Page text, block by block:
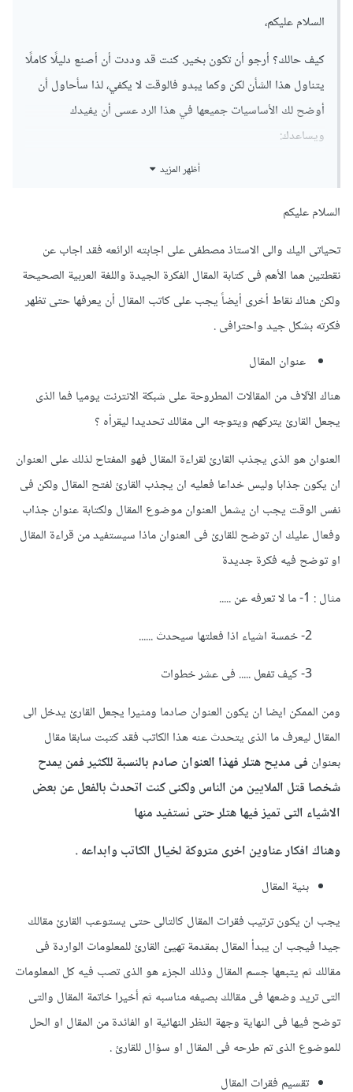
السلام عليكم،
كيف حالك؟ أرجو أن تكون بخير. كنت قد وددت أن أصنع دليلًا كاملًا
يتناول هذا الشأن لكن وكما يبدو فالوقت لا يكفي، لذا سأحاول أن
أوضح لك الأساسيات جميعها في هذا الرد عسى أن يفيدك
ويساعدك:
يهمنا من فروع اللغة هنا النحو والبلاغة، لكن صدقني أنت
فقط تحتاج الأساسيات السطحية حتى تكون كتاباتك مقبولة،
غالبًا لا أحد يركز على النحو، المهم أن يفهم القارئ. أما عن
الكيفية في تحسين اللغة فيمكنك قراءة درس أو اثنين كل
اسبوع في النحو، وينصح بأن تقرأ كثيرًا.
الأمر ليس عبثي هنا، فنحن الكتّاب لا نستل أقلامنا لنكتب
مقالات كل ساعة دون سبب أو وجهة، بل عليك أن تمتلك
هدفًا تريد أن تصل إليه بمقالك هذا، عليك أن توصل رسالة أو
تشرح شيء أو توضح فكرة، لذا عليك أن تمتلك فكرة جيدة
نوعًا ما كثير، لذا يجب على مقالك أو نصَّك أن يكون على
أهبة الاستعداد للمنافسة.
هذين النقطتين الأساسيتين أو على الأقل هذا ما خطر في
بالي الآن، بالطبع عليك أن تكون على دراسية بأساسيات كتابة
المقال على الويب والتي تبدأ بمقدمة ثم صورة ثم عناصر
إنطلق ولا تضع شيء في بالك.
سيكون من دواع سروري أن أرد على أية استفسارات
أظهر المزيد
السلام عليكم
تحياتى اليك والى الاستاذ مصطفى على اجابته الرائعه فقد اجاب عن
نقطتين هما الأهم فى كتابة المقال الفكرة الجيدة واللغة العربية الصحيحة
ولكن هناك نقاط أخرى أيضاً يجب على كاتب المقال أن يعرفها حتى تظهر
فكرته بشكل جيد واحترافى .
عنوان المقال
هناك الآلاف من المقالات المطروحة على شبكة الانترنت يوميا فما الذى
يجعل القارئ يتركهم ويتوجه الى مقالك تحديدا ليقرأه ؟
العنوان هو الذى يجذب القارئ لقراءة المقال فهو المفتاح لذلك على العنوان
ان يكون جذابا وليس خداعا فعليه ان يجذب القارئ لفتح المقال ولكن فى
نفس الوقت يجب ان يشمل العنوان موضوع المقال ولكتابة عنوان جذاب
وفعال عليك ان توضح للقارئ فى العنوان ماذا سيستفيد من قراءة المقال
او توضح فيه فكرة جديدة
مثال : 1- ما لا تعرفه عن .....
ومن الممكن ايضا ان يكون العنوان صادما ومثيرا يجعل القارئ يدخل الى
المقال ليعرف ما الذى يتحدث عنه هذا الكاتب فقد كتبت سابقا مقال
بعنوان فى مديح هتلر فهذا العنوان صادم بالنسبة للكثير فمن يمدح
شخصا قتل الملايين من الناس ولكنى كنت اتحدث بالفعل عن بعض
الاشياء التى تميز فيها هتلر حتى نستفيد منها
وهناك افكار عناوين اخرى متروكة لخيال الكاتب وابداعه .
بنية المقال
يجب ان يكون ترتيب فقرات المقال كالتالى حتى يستوعب القارئ مقالك
جيدا فيجب ان يبدأ المقال بمقدمة تهيئ القارئ للمعلومات الواردة فى
مقالك ثم يتبعها جسم المقال وذلك الجزء هو الذى تصب فيه كل المعلومات
التى تريد وضعها فى مقالك بصيغه مناسبه ثم أخيرا خاتمة المقال والتى
توضح فيها فى النهاية وجهة النظر النهائية او الفائدة من المقال او الحل
للموضوع الذى تم طرحه فى المقال او سؤال للقارئ .
تقسيم فقرات المقال